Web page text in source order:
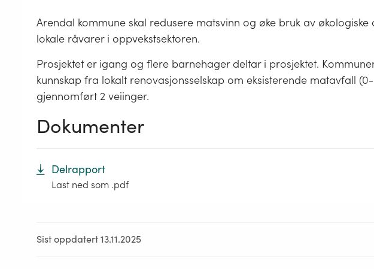
Arendal kommune skal redusere matsvinn og øke bruk av økologiske
lokale råvarer i oppvekstsektoren.
Prosjektet er igang og flere barnehager deltar i prosjektet.
kunnskap fra lokalt renovasjonsselskap om eksisterende matavfall
gjennomført 2 veiinger.
Dokumenter
Delrapport
Last ned som .pdf
Sist oppdatert 13.11.2025